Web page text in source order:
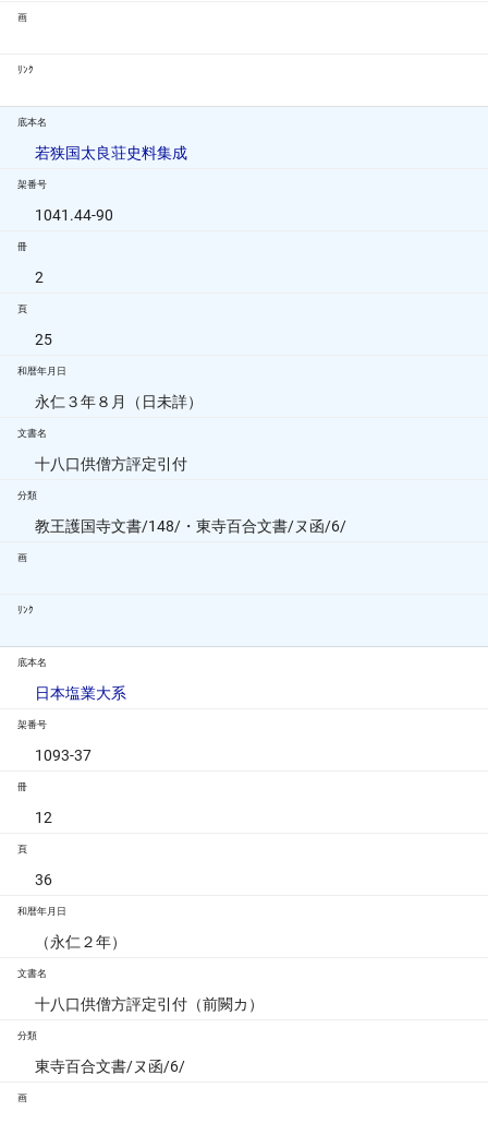
画
ﾘﾝｸ
底本名
若狭国太良荘史料集成
架番号
1041.44-90
冊
2
頁
25
和暦年月日
永仁３年８月（日未詳）
文書名
十八口供僧方評定引付
分類
教王護国寺文書/148/・東寺百合文書/ヌ函/6/
画
ﾘﾝｸ
底本名
日本塩業大系
架番号
1093-37
冊
12
頁
36
和暦年月日
（永仁２年）
文書名
十八口供僧方評定引付（前闕カ）
分類
東寺百合文書/ヌ函/6/
画